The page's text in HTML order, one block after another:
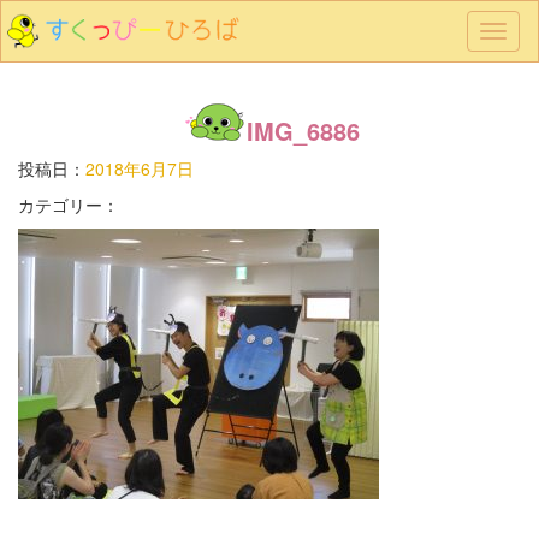
メ
ニ
IMG_6886
投稿日： 2018年6月7日
カテゴリー：